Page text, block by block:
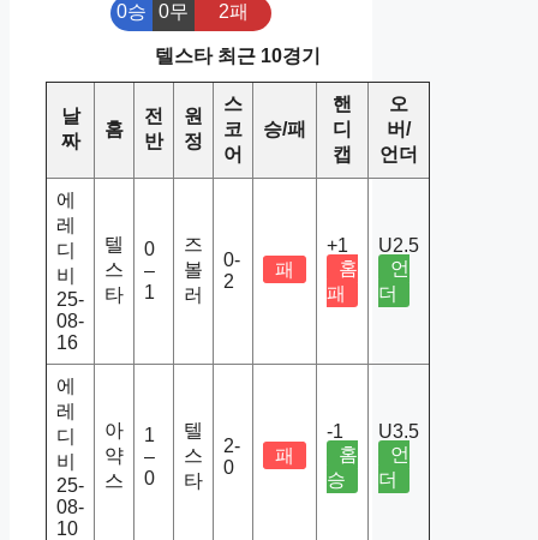
0승 0무 2패
텔스타 최근 10경기
날
짜
홈
전
반
원
정
스
코
어
승/패
핸
디
캡
오
버/
언더
에
레
디
비
25-
08-
16
텔
스
타
0
–
1
즈
볼
러
0-
2
패
+1
홈
패
U2.5
언
더
에
레
디
비
25-
08-
10
아
약
스
1
–
0
텔
스
타
2-
0
패
-1
홈
승
U3.5
언
더